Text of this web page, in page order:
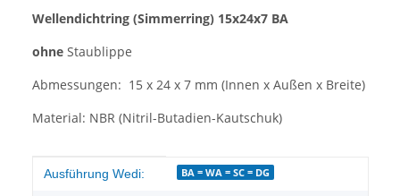
Wellendichtring (Simmerring) 15x24x7 BA
ohne Staublippe
Abmessungen: 15 x 24 x 7 mm (Innen x Außen x Breite)
Material: NBR (Nitril-Butadien-Kautschuk)
Produkteigenschaft
Wert
Ausführung Wedi: BA = WA = SC = DG